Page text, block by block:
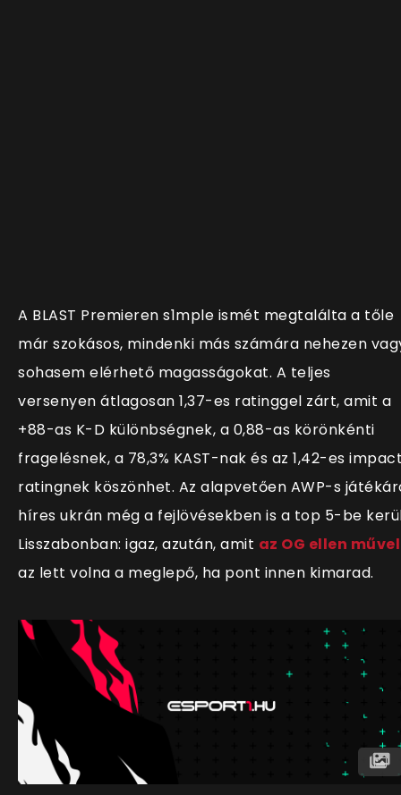
A BLAST Premieren s1mple ismét megtalálta a tőle
már szokásos, mindenki más számára nehezen
sohasem elérhető magasságokat. A teljes
versenyen átlagosan 1,37-es ratinggel zárt, amit a
+88-as K-D különbségnek, a 0,88-as körönkénti
fragelésnek, a 78,3% KAST-nak és az 1,42-es
ratingnek köszönhet. Az alapvetően AWP-s
híres ukrán még a fejlövésekben is a top 5-be
Lisszabonban: igaz, azután, amit az OG ellen
az lett volna a meglepő, ha pont innen kimarad.